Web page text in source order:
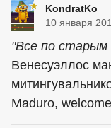
KondratKo
10 января
"Все по старым
Венесуэллос
Maduro,